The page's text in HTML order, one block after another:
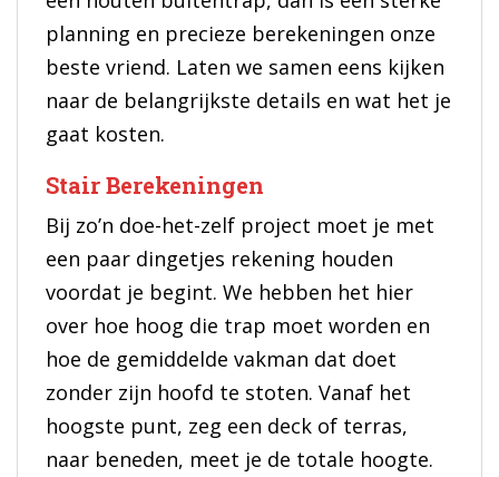
planning en precieze berekeningen onze
beste vriend. Laten we samen eens kijken
naar de belangrijkste details en wat het je
gaat kosten.
Stair Berekeningen
Bij zo’n doe-het-zelf project moet je met
een paar dingetjes rekening houden
voordat je begint. We hebben het hier
over hoe hoog die trap moet worden en
hoe de gemiddelde vakman dat doet
zonder zijn hoofd te stoten. Vanaf het
hoogste punt, zeg een deck of terras,
naar beneden, meet je de totale hoogte.